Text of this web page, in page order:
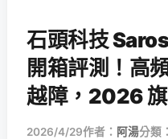
石頭科技
開箱評測！高
越障，2026
2026/4/29作者： 阿湯分類：